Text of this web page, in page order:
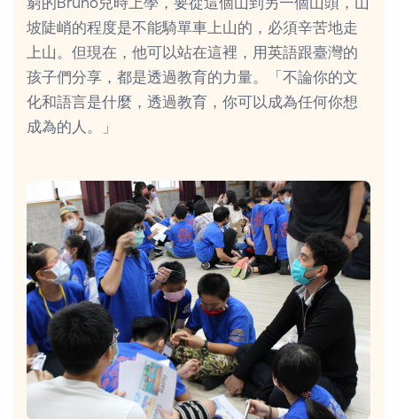
窮的Bruno兒時上學，要從這個山到另一個山頭，山
坡陡峭的程度是不能騎單車上山的，必須辛苦地走
上山。但現在，他可以站在這裡，用英語跟臺灣的
孩子們分享，都是透過教育的力量。「不論你的文
化和語言是什麼，透過教育，你可以成為任何你想
成為的人。」